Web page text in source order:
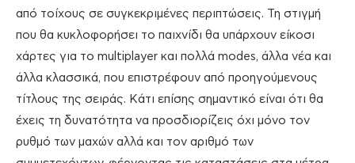
από τοίχους σε συγκεκριμένες περιπτώσεις. Τη στιγμή
που θα κυκλοφορήσει το παιχνίδι θα υπάρχουν είκοσι
χάρτες για το multiplayer και πολλά modes, άλλα νέα και
άλλα κλασσικά, που επιστρέφουν από προηγούμενους
τίτλους της σειράς. Κάτι επίσης σημαντικό είναι ότι θα
έχεις τη δυνατότητα να προσδιορίζεις όχι μόνο τον
ρυθμό των μαχών αλλά και τον αριθμό των